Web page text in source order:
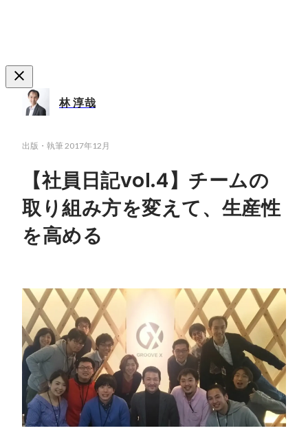
林 淳哉
出版・執筆2017年12月
【社員日記vol.4】チームの
取り組み方を変えて、生産性
を高める